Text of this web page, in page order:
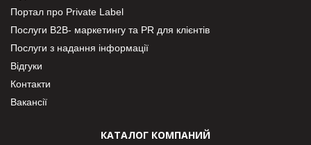
Портал про Private Label
Послуги В2В- маркетингу та PR для клієнтів
Послуги з надання інформації
Відгуки
Контакти
Вакансії
КАТАЛОГ КОМПАНИЙ